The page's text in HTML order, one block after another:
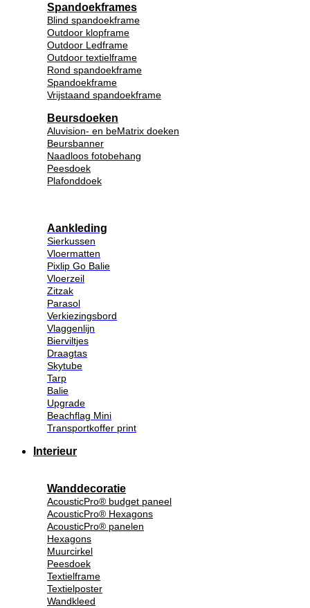
Spandoekframes
Blind spandoekframe
Outdoor klopframe
Outdoor Ledframe
Outdoor textielframe
Rond spandoekframe
Spandoekframe
Vrijstaand spandoekframe
Beursdoeken
Aluvision- en beMatrix doeken
Beursbanner
Naadloos fotobehang
Peesdoek
Plafonddoek
Aankleding
Sierkussen
Vloermatten
Pixlip Go Balie
Vloerzeil
Zitzak
Parasol
Verkiezingsbord
Vlaggenlijn
Bierviltjes
Draagtas
Skytube
Tarp
Balie
Upgrade
Beachflag Mini
Transportkoffer print
Interieur
Wanddecoratie
AcousticPro® budget paneel
AcousticPro® Hexagons
AcousticPro® panelen
Hexagons
Muurcirkel
Peesdoek
Textielframe
Textielposter
Wandkleed